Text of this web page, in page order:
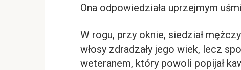
Ona odpowiedziała uprzejmym
W rogu, przy oknie, siedział
włosy zdradzały jego wiek, lecz
weteranem, który powoli popijał